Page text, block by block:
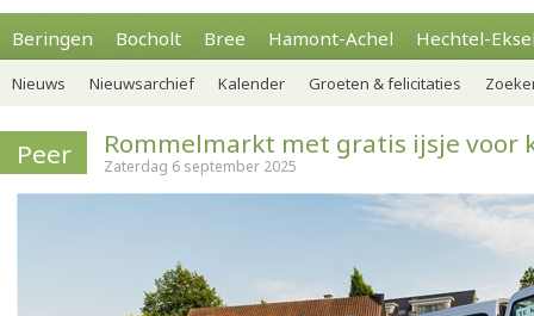
Beringen Bocholt Bree Hamont-Achel Hechtel-
Nieuws Nieuwsarchief Kalender Groeten & felicitaties
Peer Rommelmarkt met gratis ijsje voor
Zaterdag 6 september 2025